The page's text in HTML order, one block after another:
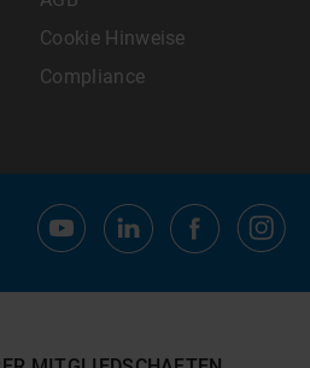
Cookie Hinweise
Compliance